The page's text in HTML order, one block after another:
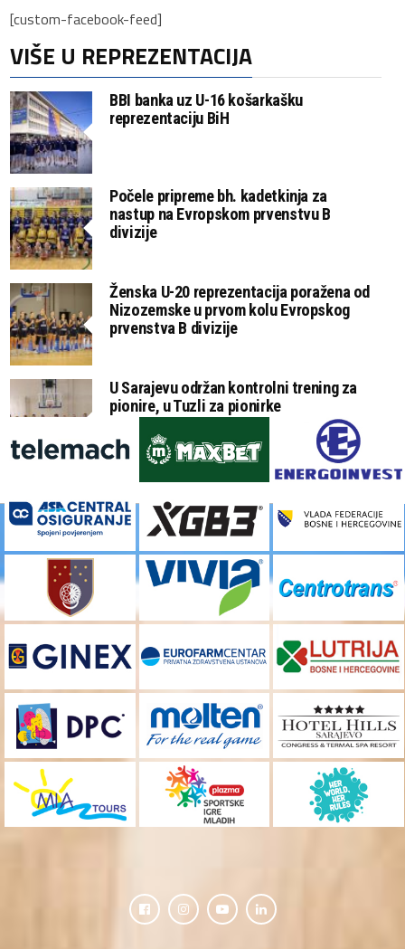
[custom-facebook-feed]
VIŠE U REPREZENTACIJA
BBI banka uz U-16 košarkašku
reprezentaciju BiH
Počele pripreme bh. kadetkinja za
nastup na Evropskom prvenstvu B
divizije
Ženska U-20 reprezentacija poražena od
Nizozemske u prvom kolu Evropskog
prvenstva B divizije
U Sarajevu održan kontrolni trening za
pionire, u Tuzli za pionirke